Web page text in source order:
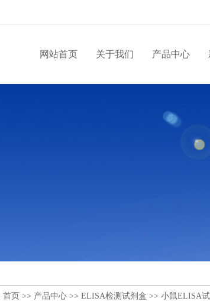
网站首页 关于我们 产品中心
首页 >> 产品中心 >> ELISA检测试剂盒 >> 小鼠ELISA